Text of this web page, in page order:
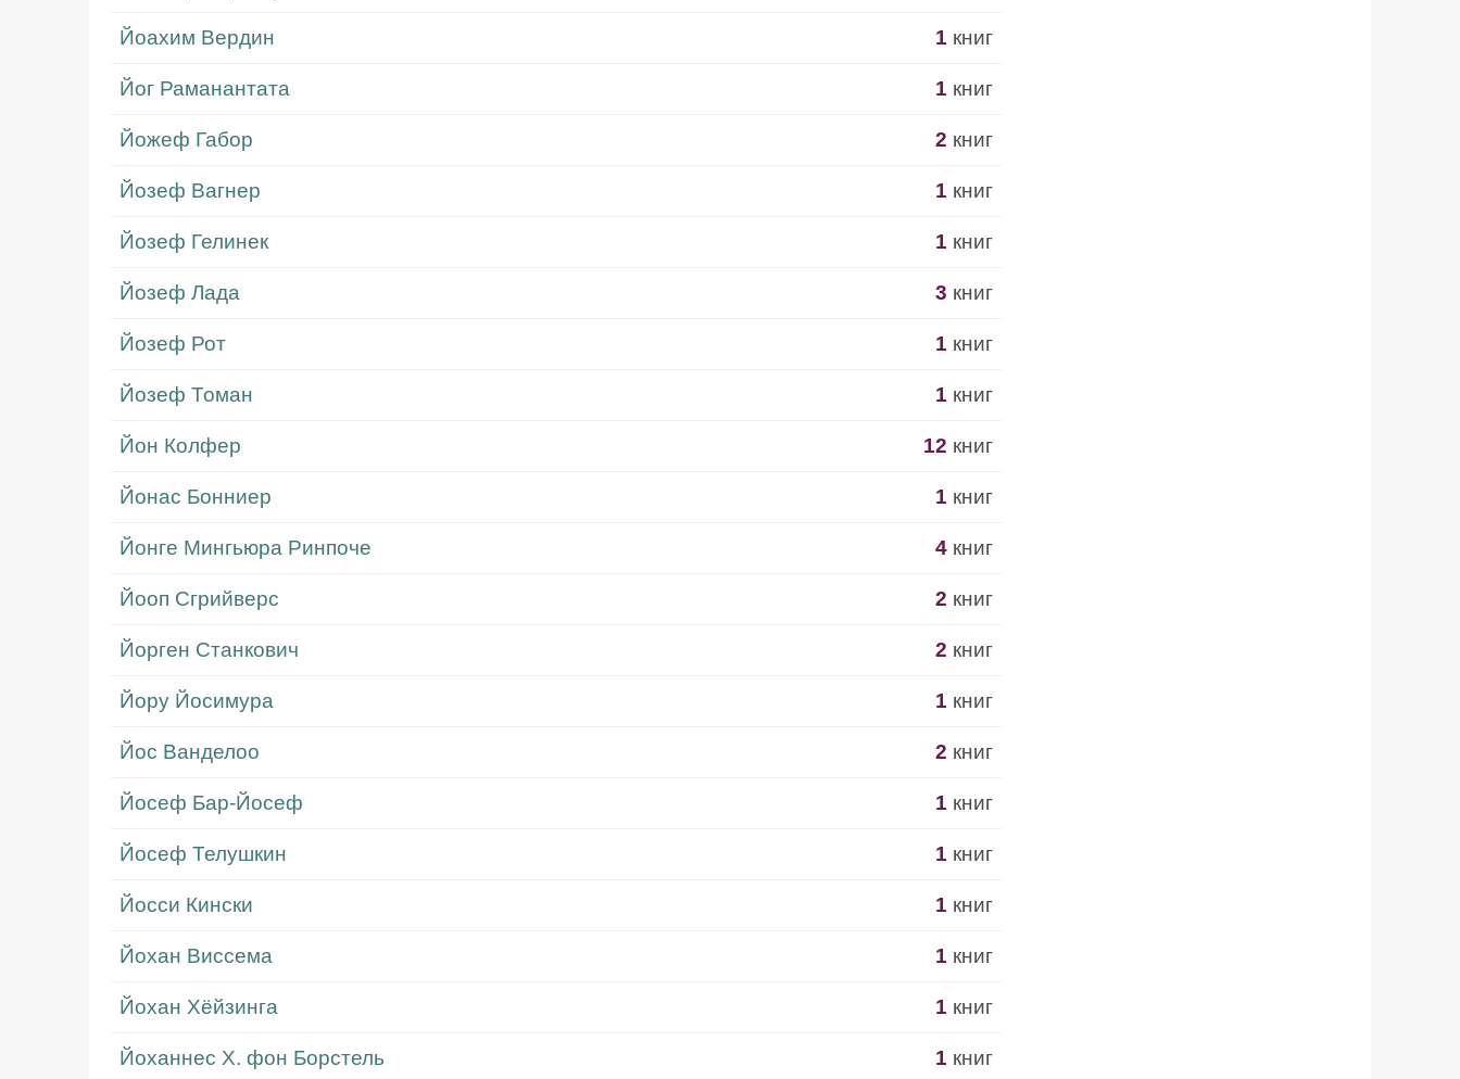
Йоахим Вердин 1 книг
Йог Раманантата 1 книг
Йожеф Габор 2 книг
Йозеф Вагнер 1 книг
Йозеф Гелинек 1 книг
Йозеф Лада 3 книг
Йозеф Рот 1 книг
Йозеф Томан 1 книг
Йон Колфер 12 книг
Йонас Бонниер 1 книг
Йонге Мингьюра Ринпоче 4 книг
Йооп Сгрийверс 2 книг
Йорген Станкович 2 книг
Йору Йосимура 1 книг
Йос Ванделоо 2 книг
Йосеф Бар-Йосеф 1 книг
Йосеф Телушкин 1 книг
Йосси Кински 1 книг
Йохан Виссема 1 книг
Йохан Хёйзинга 1 книг
Йоханнес Х. фон Борстель 1 книг